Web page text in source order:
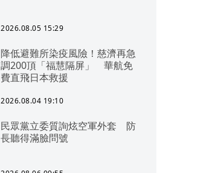
2026.08.05 15:29
降低避難所染疫風險！慈濟再急
調200頂「福慧隔屏」 華航免
費直飛日本救援
2026.08.04 19:10
民眾黨立委質詢炫空軍外套 防
長聽得滿臉問號